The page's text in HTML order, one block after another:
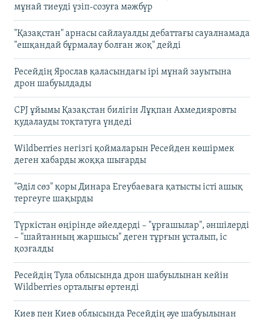
мұнай тиеуді үзіп-созуға мәжбүр
"Қазақстан" арнасы сайлауалды дебаттағы сауалнамада
"ешқандай бұрмалау болған жоқ" дейді
Ресейдің Ярослав қаласындағы ірі мұнай зауытына
дрон шабуылдады
CPJ ұйымы Қазақстан билігін Лұқпан Ахмедияровты
қудалауды тоқтатуға үндеді
Wildberries негізгі қоймаларын Ресейден көшірмек
деген хабарды жоққа шығарды
"Әділ сөз" қоры Динара Егеубаеваға қатысты істі ашық
тергеуге шақырды
Түркістан өңірінде әйелдерді – "ұрғашылар", әншілерді
– "шайтанның жаршысы" деген тұрғын ұсталып, іс
қозғалды
Ресейдің Тула облысында дрон шабуылынан кейін
Wildberries орталығы өртенді
Киев пен Киев облысында Ресейдің әуе шабуылынан